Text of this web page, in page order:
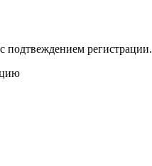
регистрации.